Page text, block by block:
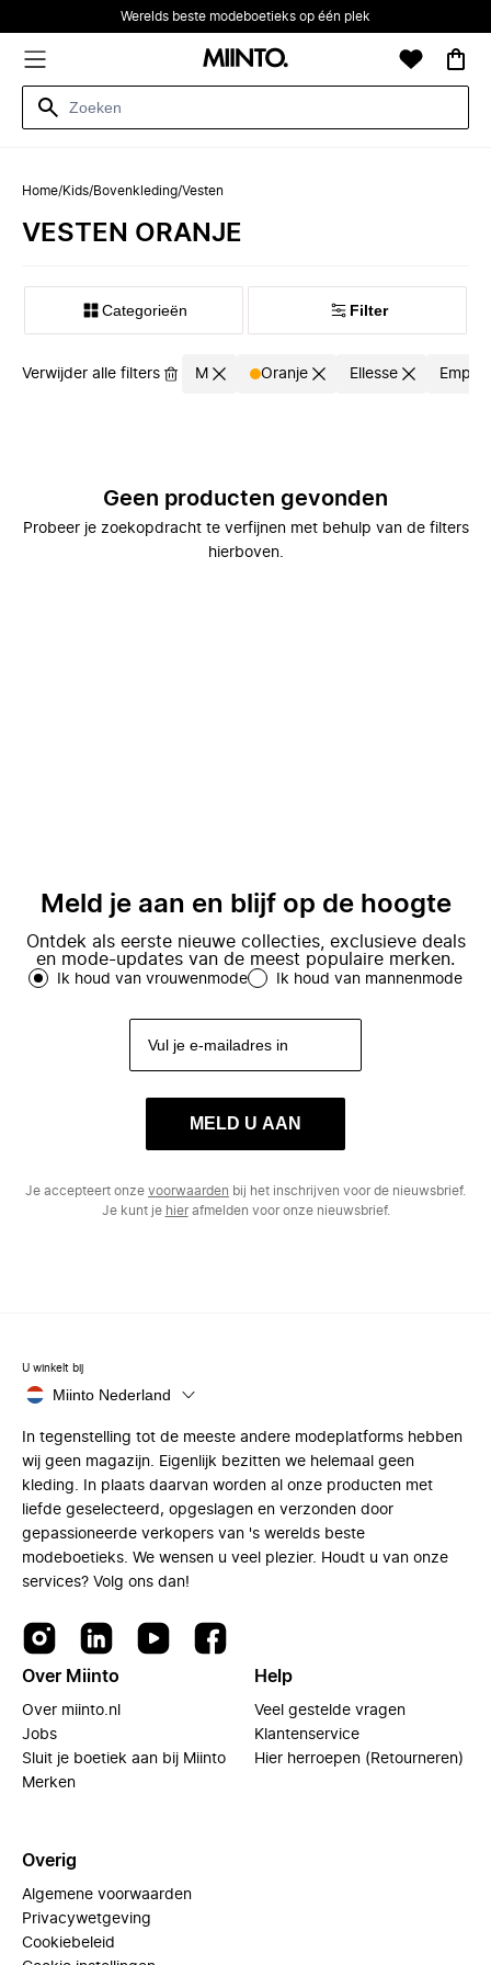
Werelds beste modeboetieks op één plek
Home/Kids/Bovenkleding/Vesten
VESTEN ORANJE
Categorieën Filter
Verwijder alle filters M Oranje Ellesse
Geen producten gevonden
Probeer je zoekopdracht te verfijnen met behulp van de filters
hierboven.
Meld je aan en blijf op de hoogte
Ontdek als eerste nieuwe collecties, exclusieve deals
en mode-updates van de meest populaire merken.
Ik houd van vrouwenmode Ik houd van mannenmode
MELD U AAN
Je accepteert onze voorwaarden bij het inschrijven voor de nieuwsbrief.
Je kunt je hierafmelden voor onze nieuwsbrief.
U winkelt bij
Miinto Nederland
In tegenstelling tot de meeste andere modeplatforms hebben
wij geen magazijn. Eigenlijk bezitten we helemaal geen
kleding. In plaats daarvan worden al onze producten met
liefde geselecteerd, opgeslagen en verzonden door
gepassioneerde verkopers van 's werelds beste
modeboetieks. We wensen u veel plezier. Houdt u van onze
services? Volg ons dan!
Over Miinto
Over miinto.nl
Jobs
Sluit je boetiek aan bij Miinto
Merken
Help
Veel gestelde vragen
Klantenservice
Hier herroepen (Retourneren)
Overig
Algemene voorwaarden
Privacywetgeving
Cookiebeleid